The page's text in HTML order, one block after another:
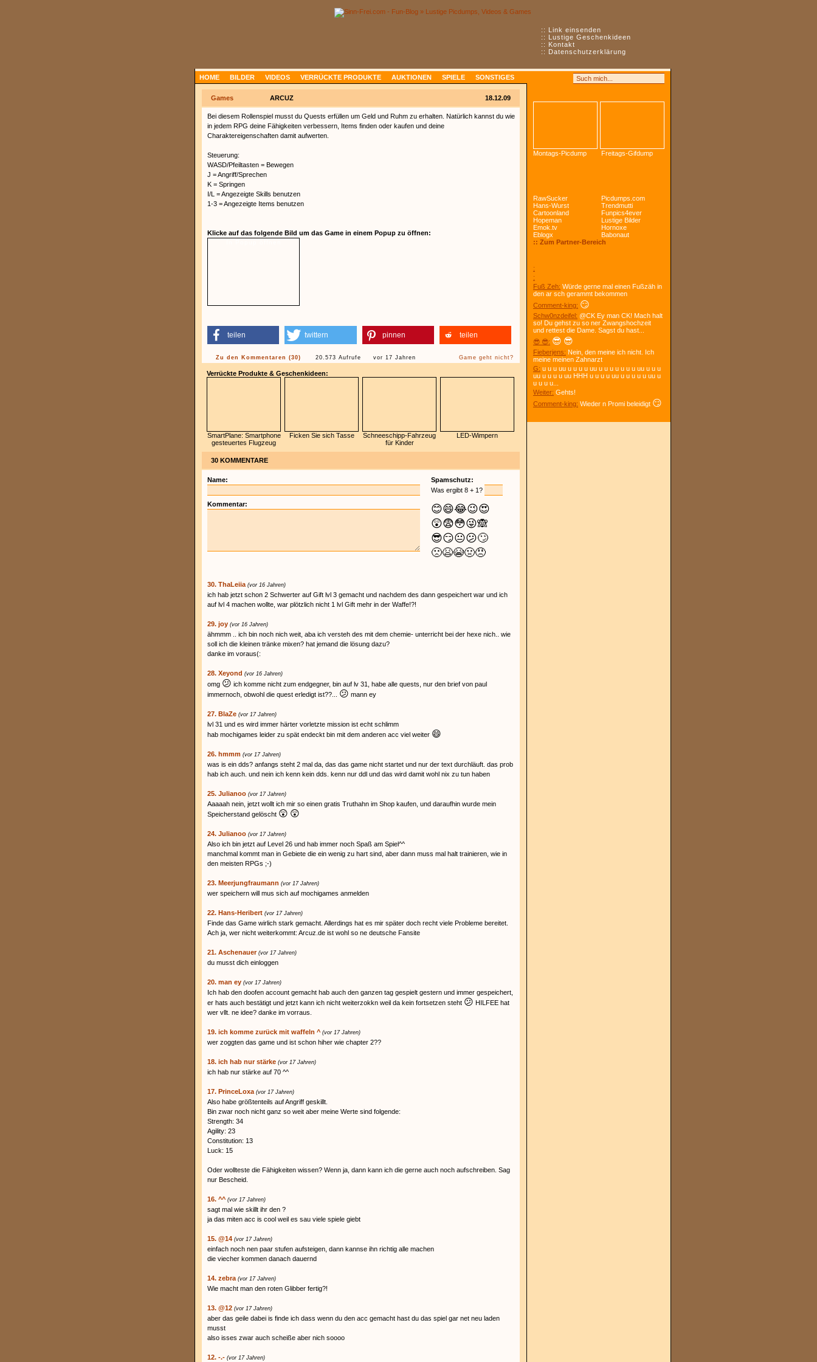
:: Link einsenden
:: Lustige Geschenkideen
:: Kontakt
:: Datenschutzerklärung
HOME BILDER VIDEOS VERRÜCKTE PRODUKTE AUKTIONEN SPIELE SONSTIGES
Games 18.12.09
ARCUZ
Bei diesem Rollenspiel musst du Quests erfüllen um Geld und Ruhm zu erhalten. Natürlich kannst du wie
in jedem RPG deine Fähigkeiten verbessern, Items finden oder kaufen und deine
Charaktereigenschaften damit aufwerten.
Steuerung:
WASD/Pfeiltasten = Bewegen
J = Angriff/Sprechen
K = Springen
I/L = Angezeigte Skills benutzen
1-3 = Angezeigte Items benutzen
Klicke auf das folgende Bild um das Game in einem Popup zu öffnen:
teilen twittern pinnen teilen
Zu den Kommentaren (30) 20.573 Aufrufe vor 17 Jahren Game geht nicht?
Verrückte Produkte & Geschenkideen:
SmartPlane: Smartphone
gesteuertes Flugzeug
Ficken Sie sich Tasse
Schneeschipp-Fahrzeug
für Kinder
LED-Wimpern
30 KOMMENTARE
Spamschutz:
Was ergibt 8 + 1?
😊😄😂😉😍
😲😨😳😜🙈
😎😏😐😕🙄
🙁😫😭🤢😠
Name:
Kommentar:
30. ThaLeiia (vor 16 Jahren)
ich hab jetzt schon 2 Schwerter auf Gift lvl 3 gemacht und nachdem des dann gespeichert war und ich
auf lvl 4 machen wollte, war plötzlich nicht 1 lvl Gift mehr in der Waffe!?!
29. joy (vor 16 Jahren)
ähmmm .. ich bin noch nich weit, aba ich versteh des mit dem chemie- unterricht bei der hexe nich.. wie
soll ich die kleinen tränke mixen? hat jemand die lösung dazu?
danke im voraus(:
28. Xeyond (vor 16 Jahren)
omg 😕 ich komme nicht zum endgegner, bin auf lv 31, habe alle quests, nur den brief von paul
immernoch, obwohl die quest erledigt ist??... 😕 mann ey
27. BlaZe (vor 17 Jahren)
lvl 31 und es wird immer härter vorletzte mission ist echt schlimm
hab mochigames leider zu spät endeckt bin mit dem anderen acc viel weiter 😄
26. hmmm (vor 17 Jahren)
was is ein dds? anfangs steht 2 mal da, das das game nicht startet und nur der text durchläuft. das prob
hab ich auch. und nein ich kenn kein dds. kenn nur ddl und das wird damit wohl nix zu tun haben
25. Julianoo (vor 17 Jahren)
Aaaaah nein, jetzt wollt ich mir so einen gratis Truthahn im Shop kaufen, und daraufhin wurde mein
Speicherstand gelöscht 😲 😲
24. Julianoo (vor 17 Jahren)
Also ich bin jetzt auf Level 26 und hab immer noch Spaß am Spiel^^
manchmal kommt man in Gebiete die ein wenig zu hart sind, aber dann muss mal halt trainieren, wie in
den meisten RPGs ;-)
23. Meerjungfraumann (vor 17 Jahren)
wer speichern will mus sich auf mochigames anmelden
22. Hans-Heribert (vor 17 Jahren)
Finde das Game wirlich stark gemacht. Allerdings hat es mir später doch recht viele Probleme bereitet.
Ach ja, wer nicht weiterkommt: Arcuz.de ist wohl so ne deutsche Fansite
21. Aschenauer (vor 17 Jahren)
du musst dich einloggen
20. man ey (vor 17 Jahren)
Ich hab den doofen account gemacht hab auch den ganzen tag gespielt gestern und immer gespeichert,
er hats auch bestätigt und jetzt kann ich nicht weiterzokkn weil da kein fortsetzen steht 😕 HILFEE hat
wer vllt. ne idee? danke im vorraus.
19. ich komme zurück mit waffeln ^ (vor 17 Jahren)
wer zoggten das game und ist schon hiher wie chapter 2??
18. ich hab nur stärke (vor 17 Jahren)
ich hab nur stärke auf 70 ^^
17. PrinceLoxa (vor 17 Jahren)
Also habe größtenteils auf Angriff geskillt.
Bin zwar noch nicht ganz so weit aber meine Werte sind folgende:
Strength: 34
Agility: 23
Constitution: 13
Luck: 15
Oder wollteste die Fähigkeiten wissen? Wenn ja, dann kann ich die gerne auch noch aufschreiben. Sag
nur Bescheid.
16. ^^ (vor 17 Jahren)
sagt mal wie skillt ihr den ?
ja das miten acc is cool weil es sau viele spiele giebt
15. @14 (vor 17 Jahren)
einfach noch nen paar stufen aufsteigen, dann kannse ihn richtig alle machen
die viecher kommen danach dauernd
14. zebra (vor 17 Jahren)
Wie macht man den roten Glibber fertig?!
13. @12 (vor 17 Jahren)
aber das geile dabei is finde ich dass wenn du den acc gemacht hast du das spiel gar net neu laden
musst
also isses zwar auch scheiße aber nich soooo
12. -.- (vor 17 Jahren)
Montags-Picdump Freitags-Gifdump
RawSucker
Picdumps.com
Hans-Wurst
Trendmutti
Cartoonland
Funpics4ever
Hopeman
Lustige Bilder
Emok.tv
Hornoxe
Eblogx
Babonaut
:: Zum Partner-Bereich
:
:
Fuß Zeh: Würde gerne mal einen Fußzäh in
den ar sch gerammt bekommen
Comment-king: 😏
Schw0nzdeifel: @CK Ey man CK! Mach halt
so! Du gehst zu so ner Zwangshochzeit
und rettest die Dame. Sagst du hast...
😎 😎: 😎 😎
Fieberjens: Nein, den meine ich nicht. Ich
meine meinen Zahnarzt
G: u u u uu u u u u uu u u u u u u u uu u u u
uu u u u u uu HHH u u u u uu u u u u u uu u
u u u u...
Weiter: Gehts!
Comment-king: Wieder n Promi beleidigt 😏